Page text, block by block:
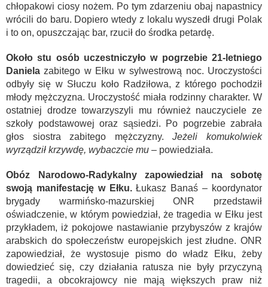
chłopakowi ciosy nożem. Po tym zdarzeniu obaj napastnicy
wrócili do baru. Dopiero wtedy z lokalu wyszedł drugi Polak
i to on, opuszczając bar, rzucił do środka petardę.
Około stu osób uczestniczyło w pogrzebie 21-letniego
Daniela zabitego w Ełku w sylwestrową noc. Uroczystości
odbyły się w Słuczu koło Radziłowa, z którego pochodził
młody mężczyzna. Uroczystość miała rodzinny charakter. W
ostatniej drodze towarzyszyli mu również nauczyciele ze
szkoły podstawowej oraz sąsiedzi. Po pogrzebie zabrała
głos siostra zabitego mężczyzny.Jeżeli komukolwiek
wyrządził krzywdę, wybaczcie mu – powiedziała.
Obóz Narodowo-Radykalny zapowiedział na sobotę
swoją manifestację w Ełku.Łukasz Banaś – koordynator
brygady warmińsko-mazurskiej ONR przedstawił
oświadczenie, w którym powiedział, że tragedia w Ełku jest
przykładem, iż pokojowe nastawianie przybyszów z krajów
arabskich do społeczeństw europejskich jest złudne. ONR
zapowiedział, że wystosuje pismo do władz Ełku, żeby
dowiedzieć się, czy działania ratusza nie były przyczyną
tragedii, a obcokrajowcy nie mają większych praw niż